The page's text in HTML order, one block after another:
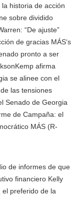
historia de acción
sobre dividido
“De ajuste”
de gracias MÁS‘s
pronto a ser
afirma
se alinee con el
las tensiones
Senado de Georgia
de Campaña: el
MÁS (R-
de informes de que
financiero Kelly
preferido de la